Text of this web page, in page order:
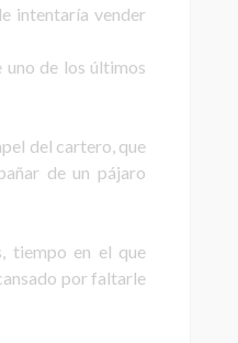
intentaría vender
uno de los últimos
del cartero, que
de un pájaro
tiempo en el que
por faltarle